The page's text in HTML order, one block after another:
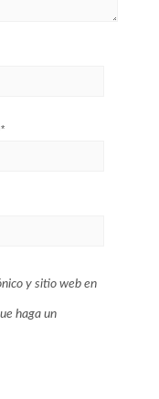
*
y sitio web en
haga un